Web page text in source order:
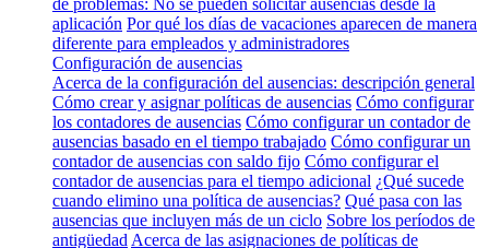
aplicación Por qué los días de vacaciones aparecen de manera
diferente para empleados y administradores
Configuración de ausencias
Acerca de la configuración del ausencias: descripción general
Cómo crear y asignar políticas de ausencias Cómo configurar
los contadores de ausencias Cómo configurar un contador de
ausencias basado en el tiempo trabajado Cómo configurar un
contador de ausencias con saldo fijo Cómo configurar el
contador de ausencias para el tiempo adicional ¿Qué sucede
cuando elimino una política de ausencias? Qué pasa con las
ausencias que incluyen más de un ciclo Sobre los períodos de
antigüedad Acerca de las asignaciones de políticas de